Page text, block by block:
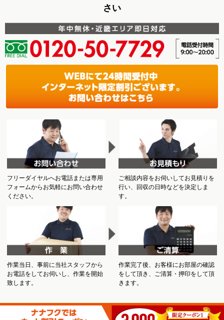
さい
フリーダイヤルへお電話または専用
フォームからお気軽にお問い合わせ
ください。
ご相談内容をお伺いしてお見積りを
行い、回収の日時などを決定しま
す。
作業当日、事前に当社スタッフから
お電話をしてお伺いし、作業を開始
致します。
作業完了後、お客様にお部屋の確認
をして頂き、ご清算・押印をして頂
きます。